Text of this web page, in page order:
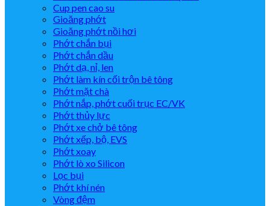
Cup pen cao su
Gioăng phớt
Gioăng phớt nồi hơi
Phớt chắn bụi
Phớt chắn dầu
Phớt dạ, nỉ, len
Phớt làm kín cối trộn bê tông
Phớt mặt chà
Phớt nắp, phớt cuối trục EC/VK
Phớt thủy lực
Phớt xe chở bê tông
Phớt xếp, bộ, EVS
Phớt xoay
Phớt lò xo Silicon
Lọc bụi
Phớt khí nén
Vòng đệm